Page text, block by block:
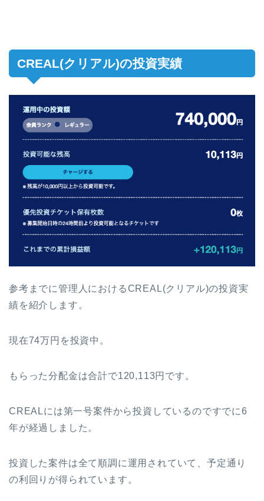
CREAL(クリアル)の投資実績
参考までに管理人におけるCREAL(クリアル)の投資実
績を紹介します。
現在74万円を投資中。
もらった分配金は合計で120,113円です。
CREALには第一号案件から投資しているのですでに6
年が経過しました。
投資した案件は全て順調に運用されていて、予定通り
の利回りが得られています。